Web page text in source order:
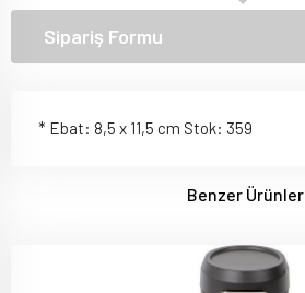
Sipariş Formu
* Ebat: 8,5 x 11,5 cm Stok: 359
Benzer Ürünler